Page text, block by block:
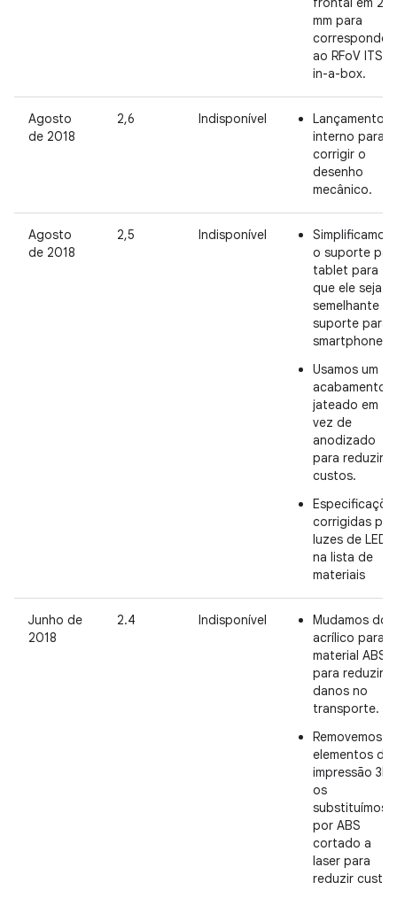
mm para
corresponder
ao RFoV ITS-
in-a-box.
Agosto
de 2018
2,6 Indisponível
Lançamento
interno para
corrigir o
desenho
mecânico.
Agosto
de 2018
2,5 Indisponível
Simplificamos
o suporte
tablet para
que ele seja
semelhante ao
suporte para
smartphone.
Usamos um
acabamento
jateado em
vez de
anodizado
para reduzir
custos.
corrigidas
luzes de LED
na lista de
materiais
Junho de
2018
2.4 Indisponível
Mudamos do
acrílico para o
material ABS
para reduzir
danos no
transporte.
Removemos
elementos de
impressão 3D
os
substituímos
por ABS
cortado a
laser para
reduzir